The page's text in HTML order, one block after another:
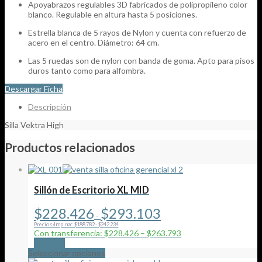
Apoyabrazos regulables 3D fabricados de polipropileno color
blanco. Regulable en altura hasta 5 posiciones.
Estrella blanca de 5 rayos de Nylon y cuenta con refuerzo de
acero en el centro. Diámetro: 64 cm.
Las 5 ruedas son de nylon con banda de goma. Apto para pisos
duros tanto como para alfombra.
Descargar Ficha
Descripción
Silla Vektra High
Productos relacionados
Sillón de Escritorio XL MID
$228.426 - $293.103de
precios:
desde
Precio s/imp. nac. $188.782 - $242.234
Con transferencia: $228.426 – $263.793
Seleccionar opciones